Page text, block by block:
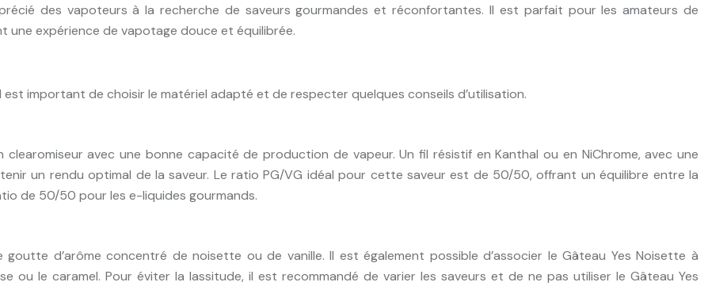
des vapoteurs à la recherche de saveurs gourmandes et réconfortantes. Il est parfait pour les amateurs de
une expérience de vapotage douce et équilibrée.
important de choisir le matériel adapté et de respecter quelques conseils d’utilisation.
avec une bonne capacité de production de vapeur. Un fil résistif en Kanthal ou en NiChrome, avec une
un rendu optimal de la saveur. Le ratio PG/VG idéal pour cette saveur est de 50/50, offrant un équilibre entre la
de 50/50 pour les e-liquides gourmands.
d’arôme concentré de noisette ou de vanille. Il est également possible d’associer le Gâteau Yes Noisette à
ou le caramel. Pour éviter la lassitude, il est recommandé de varier les saveurs et de ne pas utiliser le Gâteau Yes